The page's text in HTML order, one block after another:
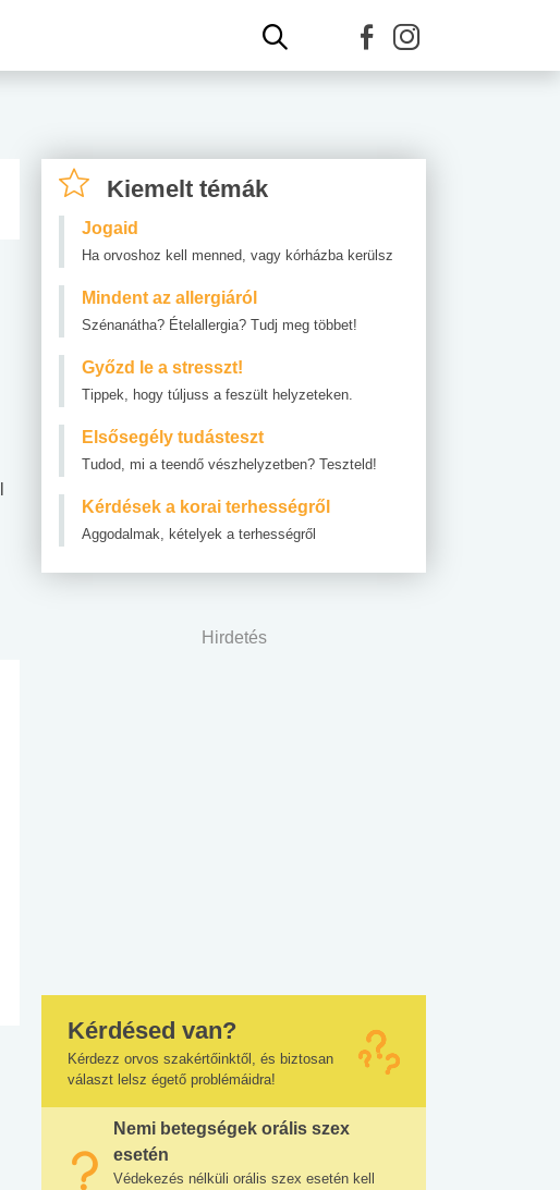
Kiemelt témák
Jogaid
Ha orvoshoz kell menned, vagy kórházba kerülsz
Mindent az allergiáról
Szénanátha? Ételallergia? Tudj meg többet!
Győzd le a stresszt!
Tippek, hogy túljuss a feszült helyzeteken.
Elsősegély tudásteszt
Tudod, mi a teendő vészhelyzetben? Teszteld!
Kérdések a korai terhességről
Aggodalmak, kételyek a terhességről
Hirdetés
Kérdésed van?
Kérdezz orvos szakértőinktől, és biztosan
választ lelsz égető problémáidra!
Nemi betegségek orális szex
esetén
Védekezés nélküli orális szex esetén kell